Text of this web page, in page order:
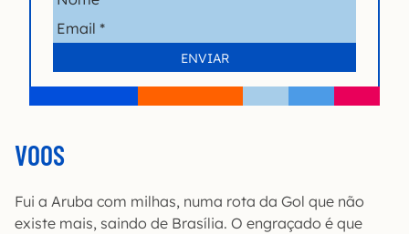
VOOS
Fui a Aruba com milhas, numa rota da Gol que não
existe mais, saindo de Brasília. O engraçado é que